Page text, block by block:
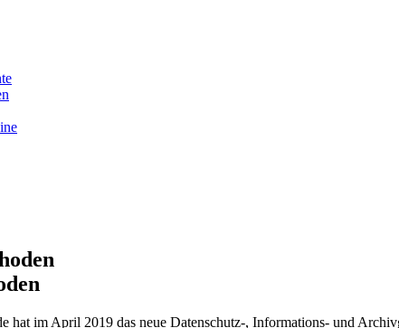
hat im April 2019 das neue Datenschutz-, Informations- und